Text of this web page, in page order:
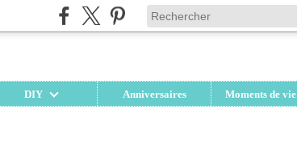
DIY Anniversaires Moments de vie